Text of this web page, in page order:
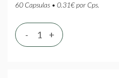
60 Capsulas • 0.31€ por Cps.
+
-